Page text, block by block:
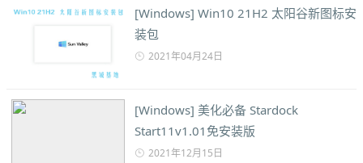
[Windows] Win10 21H2 太阳谷新图标安
装包
2021年04月24日
[Windows] 美化必备 Stardock
Start11v1.01免安装版
2021年12月15日